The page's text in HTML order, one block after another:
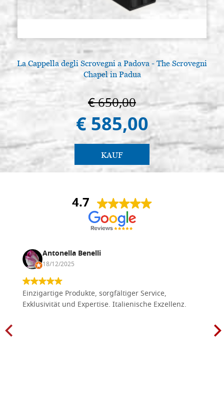
La Cappella degli Scrovegni a Padova - The Scrovegni
Chapel in Padua
€ 650,00
€ 585,00
KAUF
4.7
Antonella Benelli
18/12/2025
Einzigartige Produkte, sorgfältiger Service,
Exklusivität und Expertise. Italienische Exzellenz.